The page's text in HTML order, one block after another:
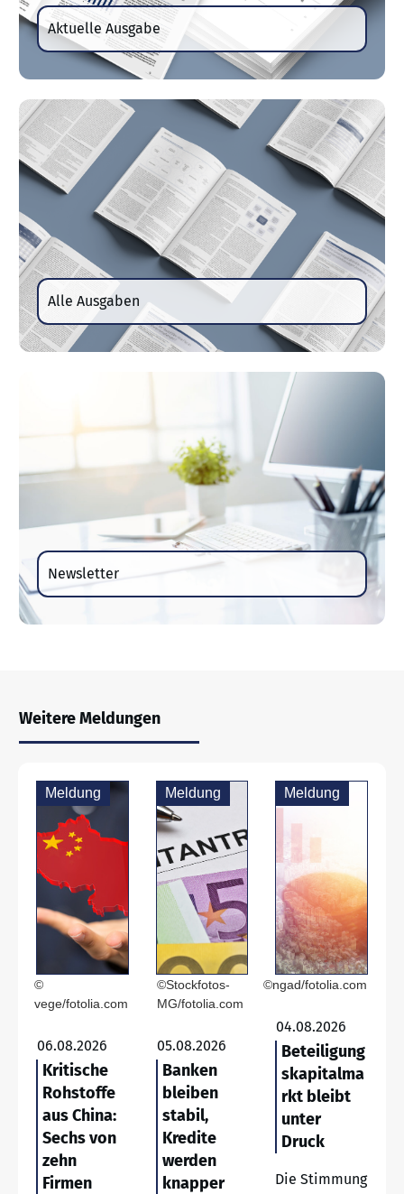
Aktuelle Ausgabe
Alle Ausgaben
Newsletter
Weitere Meldungen
Meldung
©
vege/fotolia.com
06.08.2026
Kritische
Rohstoffe
aus China:
Sechs von
zehn
Firmen
Meldung
©Stockfotos-
MG/fotolia.com
05.08.2026
Banken
bleiben
stabil,
Kredite
werden
knapper
Meldung
©ngad/fotolia.com
04.08.2026
Beteiligung
skapitalma
rkt bleibt
unter
Druck
Die Stimmung